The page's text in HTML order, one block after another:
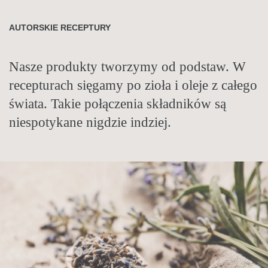
AUTORSKIE RECEPTURY
Nasze produkty tworzymy od podstaw. W
recepturach sięgamy po zioła i oleje z całego
świata. Takie połączenia składników są
niespotykane nigdzie indziej.
BADANIA NAUKOWE
Każdy nasz produkt powstaje z miłości do
natury, ale jego receptura to efekt wielu
badań, czerpiących z najnowszej wiedzy
naukowej.
TRADYCJA I NAUKA
Tradycje zielarskie stosujemy
nowocześnie. Łączymy historyczną wiedzę
zielarską z całego świata z najnowszymi
badaniami naukowymi.